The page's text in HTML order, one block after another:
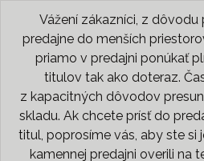
Vážení zákazníci, z dôvodu
predajne do menších
priamo v predajni ponúkať
titulov tak ako doteraz.
z kapacitných dôvodov
skladu. Ak chcete prísť do
titul, poprosíme vás, aby ste si
kamennej predajni overili na